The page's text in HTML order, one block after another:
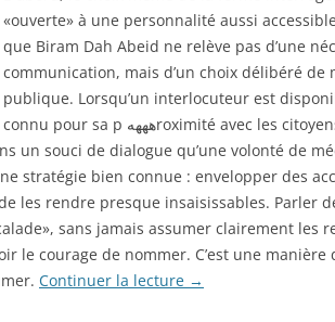
«ouverte» à une personnalité aussi
que Biram Dah Abeid ne relève pas d’une
communication, mais d’un choix délibéré de
publique. Lorsqu’un interlocuteur est
connu pour sa p ههههroximité avec les citoyens, le recours à la
un souci de dialogue qu’une volonté de
stratégie bien connue : envelopper des
les rendre presque insaisissables. Parler
sans jamais assumer clairement les
le courage de nommer. C’est une manière
Continuer la lecture →